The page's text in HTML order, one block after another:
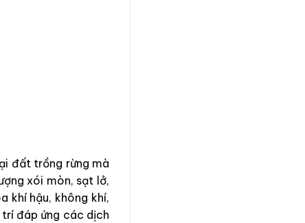
đất trồng rừng mà
xói mòn, sạt lở,
khí hậu, không khí,
trí đáp ứng các dịch